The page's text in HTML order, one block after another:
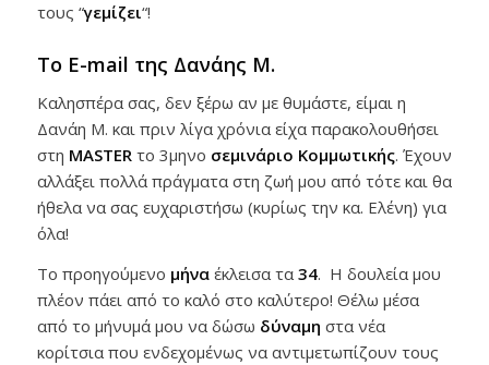
τους “γεμίζει“!
Το E-mail της Δανάης Μ.
Καλησπέρα σας, δεν ξέρω αν με θυμάστε, είμαι η
Δανάη Μ. και πριν λίγα χρόνια είχα παρακολουθήσει
στη MASTER το 3μηνο σεμινάριο Κομμωτικής. Έχουν
αλλάξει πολλά πράγματα στη ζωή μου από τότε και θα
ήθελα να σας ευχαριστήσω (κυρίως την κα. Ελένη) για
όλα!
Το προηγούμενο μήναέκλεισα τα 34. Η δουλεία μου
πλέον πάει από το καλό στο καλύτερο! Θέλω μέσα
από το μήνυμά μου να δώσω δύναμη στα νέα
κορίτσια που ενδεχομένως να αντιμετωπίζουν τους